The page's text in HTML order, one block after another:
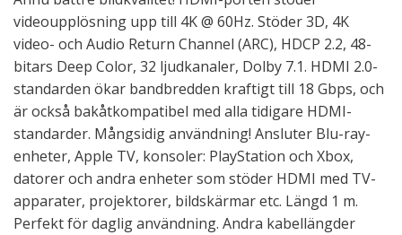
videoupplösning upp till 4K @ 60Hz. Stöder 3D, 4K
video- och Audio Return Channel (ARC), HDCP 2.2, 48-
bitars Deep Color, 32 ljudkanaler, Dolby 7.1. HDMI 2.0-
standarden ökar bandbredden kraftigt till 18 Gbps, och
är också bakåtkompatibel med alla tidigare HDMI-
standarder. Mångsidig användning! Ansluter Blu-ray-
enheter, Apple TV, konsoler: PlayStation och Xbox,
datorer och andra enheter som stöder HDMI med TV-
apparater, projektorer, bildskärmar etc. Längd 1 m.
Perfekt för daglig användning. Andra kabellängder